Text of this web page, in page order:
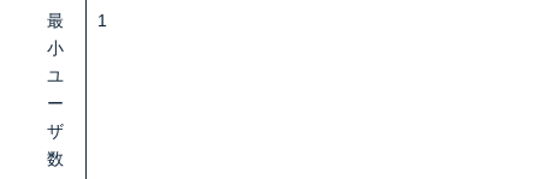
最
小
ユ
ー
ザ
数
1